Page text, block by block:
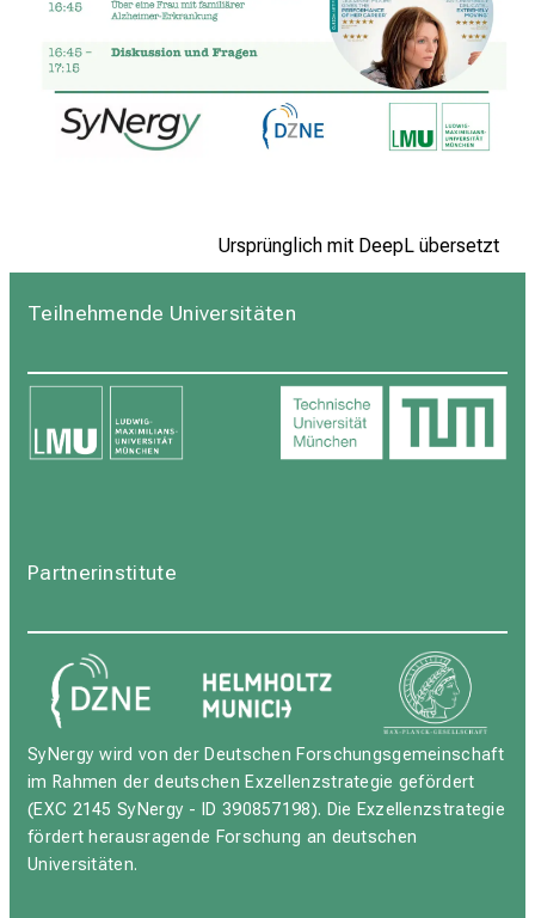
Ursprünglich mit DeepL übersetzt
Teilnehmende Universitäten
Partnerinstitute
SyNergy wird von der Deutschen Forschungsgemeinschaft
im Rahmen der deutschen Exzellenzstrategie gefördert
(EXC 2145 SyNergy - ID 390857198). Die Exzellenzstrategie
fördert herausragende Forschung an deutschen
Universitäten.